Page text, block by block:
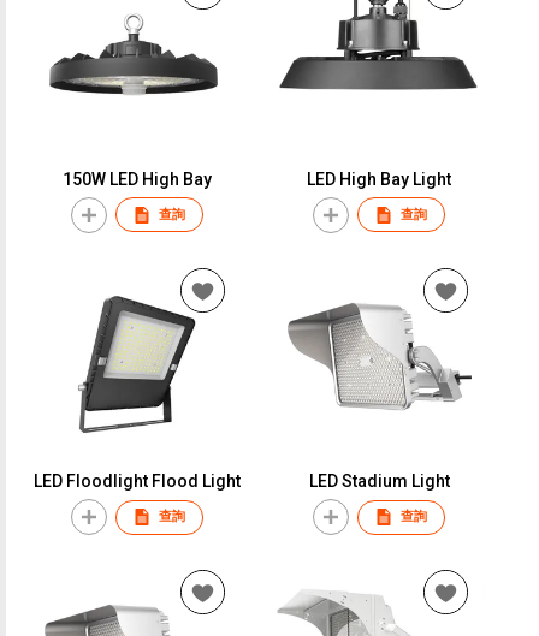
150W LED High Bay
查詢
LED High Bay Light
查詢
LED Floodlight Flood Light
查詢
LED Stadium Light
查詢